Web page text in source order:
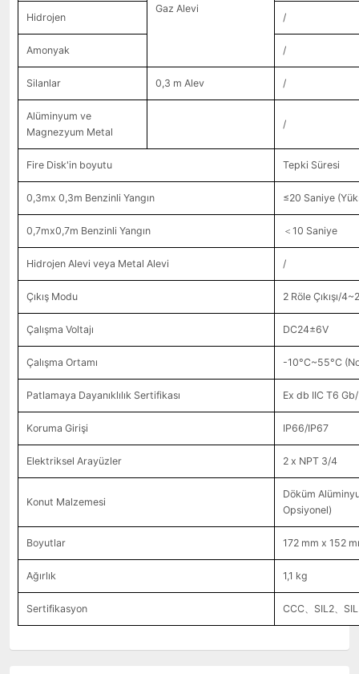
Gaz Alevi
Hidrojen /
Amonyak /
Silanlar 0,3 m Alev /
Alüminyum ve
Magnezyum Metal
/
Fire Disk'in boyutu Tepki Süresi
0,3mx 0,3m Benzinli Yangın ≤20 Saniye
0,7mx0,7m Benzinli Yangın ＜10 Saniye
Hidrojen Alevi veya Metal Alevi /
Çıkış Modu 2 Röle Çıkışı/
Çalışma Voltajı DC24±6V
Çalışma Ortamı -10°C~55°C
Patlamaya Dayanıklılık Sertifikası Ex db IIC T6
Koruma Girişi IP66/IP67
Elektriksel Arayüzler 2 x NPT 3/4
Konut Malzemesi
Döküm
Opsiyonel)
Boyutlar 172 mm x 152
Ağırlık 1,1 kg
Sertifikasyon CCC、SIL2、